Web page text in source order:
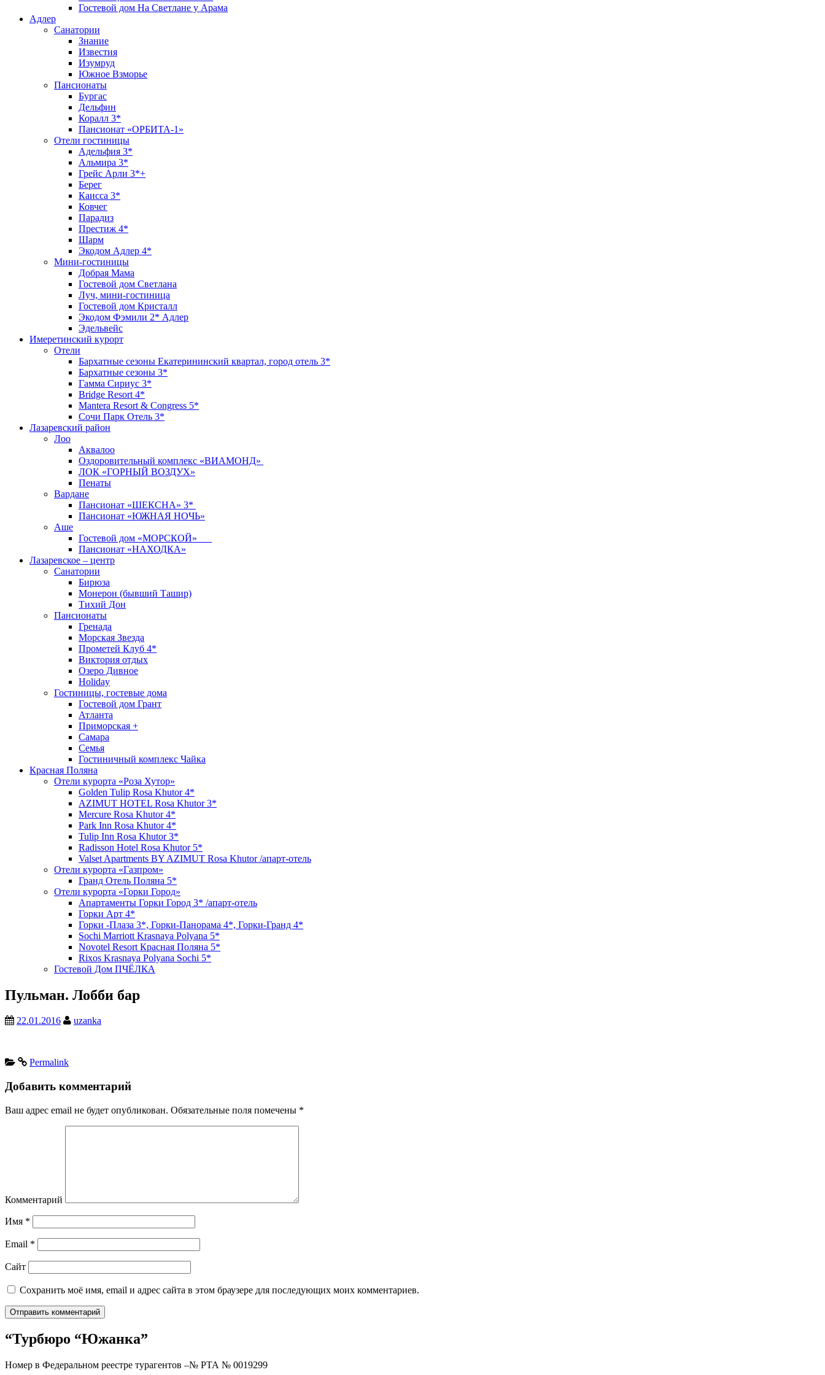
Гостевой дом На Светлане у Арама
Адлер
Санатории
Знание
Известия
Изумруд
Южное Взморье
Пансионаты
Бургас
Дельфин
Коралл 3*
Пансионат «ОРБИТА-1»
Отели гостиницы
Адельфия 3*
Альмира 3*
Грейс Арли 3*+
Берег
Каисса 3*
Ковчег
Парадиз
Престиж 4*
Шарм
Экодом Адлер 4*
Мини-гостиницы
Добрая Мама
Гостевой дом Светлана
Луч, мини-гостиница
Гостевой дом Кристалл
Экодом Фэмили 2* Адлер
Эдельвейс
Имеретинский курорт
Отели
Бархатные сезоны Екатерининский квартал, город отель 3*
Бархатные сезоны 3*
Гамма Сириус 3*
Bridge Resort 4*
Mantera Resort & Congress 5*
Сочи Парк Отель 3*
Лазаревский район
Лоо
Аквалоо
Оздоровительный комплекс «ВИАМОНД»
ЛОК «ГОРНЫЙ ВОЗДУХ»
Пенаты
Вардане
Пансионат «ШЕКСНА» 3*
Пансионат «ЮЖНАЯ НОЧЬ»
Аше
Гостевой дом «МОРСКОЙ»
Пансионат «НАХОДКА»
Лазаревское – центр
Санатории
Бирюза
Монерон (бывший Ташир)
Тихий Дон
Пансионаты
Гренада
Морская Звезда
Прометей Клуб 4*
Виктория отдых
Озеро Дивное
Holiday
Гостиницы, гостевые дома
Гостевой дом Грант
Атланта
Приморская +
Самара
Семья
Гостиничный комплекс Чайка
Красная Поляна
Отели курорта «Роза Хутор»
Golden Tulip Rosa Khutor 4*
AZIMUT HOTEL Rosa Khutor 3*
Mercure Rosa Khutor 4*
Park Inn Rosa Khutor 4*
Tulip Inn Rosa Khutor 3*
Radisson Hotel Rosa Khutor 5*
Valset Apartments BY AZIMUT Rosa Khutor /апарт-отель
Отели курорта «Газпром»
Гранд Отель Поляна 5*
Отели курорта «Горки Город»
Апартаменты Горки Город 3* /апарт-отель
Горки Арт 4*
Горки -Плаза 3*, Горки-Панорама 4*, Горки-Гранд 4*
Sochi Marriott Krasnaya Polyana 5*
Novotel Resort Красная Поляна 5*
Rixos Krasnaya Polyana Sochi 5*
Гостевой Дом ПЧЁЛКА
Пульман. Лобби бар
22.01.2016 uzanka
Permalink
Добавить комментарий
Ваш адрес email не будет опубликован. Обязательные поля помечены *
Комментарий
Имя *
Email *
Сайт
Сохранить моё имя, email и адрес сайта в этом браузере для последующих моих комментариев.
“Турбюро “Южанка”
Номер в Федеральном реестре турагентов –№ РТА № 0019299